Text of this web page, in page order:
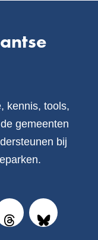
kennis, tools,
gemeenten
bij